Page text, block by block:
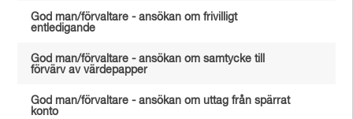
God man/förvaltare - ansökan om frivilligt
entledigande
God man/förvaltare - ansökan om samtycke till
förvärv av värdepapper
God man/förvaltare - ansökan om uttag från spärrat
konto